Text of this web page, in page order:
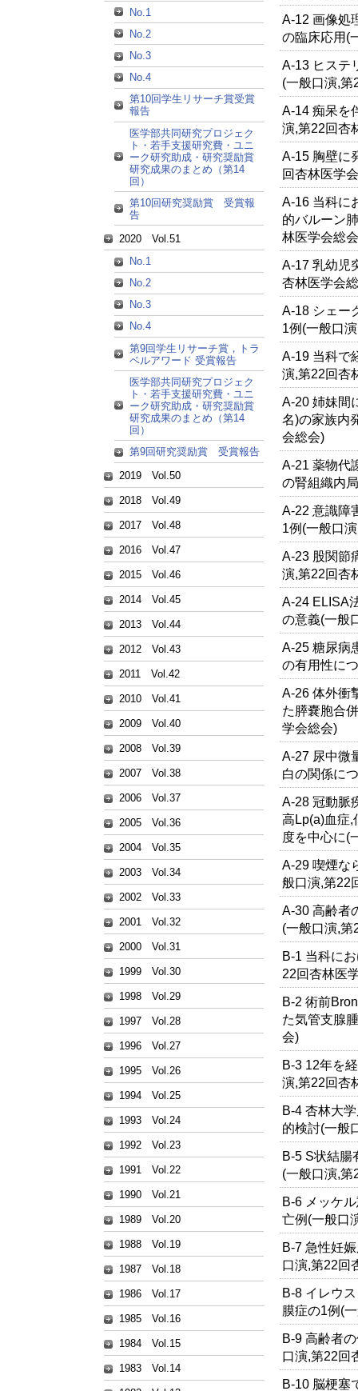
No.1
No.2
No.3
No.4
第10回学生リサーチ賞受賞
報告
医学部共同研究プロジェク
ト・若手支援研究費・ユニ
ーク研究助成・研究奨励賞
研究成果のまとめ（第14
回）
第10回研究奨励賞 受賞報
告
2020 Vol.51
No.1
No.2
No.3
No.4
第9回学生リサーチ賞，トラ
ベルアワード 受賞報告
医学部共同研究プロジェク
ト・若手支援研究費・ユニ
ーク研究助成・研究奨励賞
研究成果のまとめ（第14
回）
第9回研究奨励賞 受賞報告
2019 Vol.50
2018 Vol.49
2017 Vol.48
2016 Vol.47
2015 Vol.46
2014 Vol.45
2013 Vol.44
2012 Vol.43
2011 Vol.42
2010 Vol.41
2009 Vol.40
2008 Vol.39
2007 Vol.38
2006 Vol.37
2005 Vol.36
2004 Vol.35
2003 Vol.34
2002 Vol.33
2001 Vol.32
2000 Vol.31
1999 Vol.30
1998 Vol.29
1997 Vol.28
1996 Vol.27
1995 Vol.26
1994 Vol.25
1993 Vol.24
1992 Vol.23
1991 Vol.22
1990 Vol.21
1989 Vol.20
1988 Vol.19
1987 Vol.18
1986 Vol.17
1985 Vol.16
1984 Vol.15
1983 Vol.14
A-12 画像処
の臨床応用(
A-13 ヒステ
(一般口演,第
A-14 痴呆を
演,第22回杏
A-15 胸壁に
回杏林医学
A-16 当科に
的バルーン
林医学会総
A-17 乳幼児
杏林医学会
A-18 シェー
1例(一般口
A-19 当科で
演,第22回杏
A-20 姉妹間
名)の家族内
会総会)
A-21 薬物代
の腎組織内
A-22 意識障
1例(一般口
A-23 股関節
演,第22回杏
A-24 ELISA
の意義(一般
A-25 糖尿病
の有用性に
A-26 体外衝
た膵嚢胞合
学会総会)
A-27 尿中微
白の関係に
A-28 冠動脈
高Lp(a)血症,
度を中心に(
A-29 喫煙な
般口演,第22
A-30 高齢者
(一般口演,第
B-1 当科に
22回杏林医
B-2 術前
た気管支腺
会)
B-3 12年を
演,第22回杏
B-4 杏林大
的検討(一般
B-5 S状結腸
(一般口演,第
B-6 メッケ
亡例(一般口
B-7 急性妊
口演,第22回
B-8 イレウ
膜症の1例(
B-9 高齢者
口演,第22回
B-10 脳梗塞